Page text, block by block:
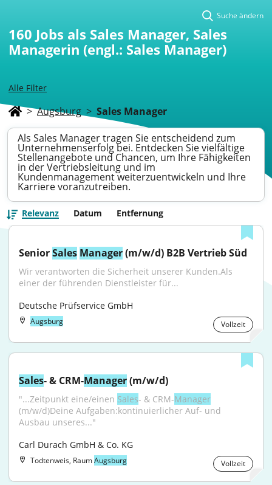
Alle Filter
Suche ändern
160 Jobs als Sales Manager, Sales
Managerin (engl.: Sales Manager)
> Augsburg > Sales Manager
Als Sales Manager tragen Sie entscheidend zum
Unternehmenserfolg bei. Entdecken Sie vielfältige
Stellenangebote und Chancen, um Ihre Fähigkeiten
in der Vertriebsleitung und im
Kundenmanagement weiterzuentwickeln und Ihre
Karriere voranzutreiben.
Relevanz Datum Entfernung
Senior Sales Manager (m/w/d) B2B Vertrieb Süd
Wir verantworten die Sicherheit unserer Kunden.Als
einer der führenden Dienstleister für...
Deutsche Prüfservice GmbH
Augsburg Vollzeit
Sales- & CRM-Manager (m/w/d)
"...Zeitpunkt eine/einen Sales- & CRM-Manager
(m/w/d)Deine Aufgaben:kontinuierlicher Auf- und
Ausbau unseres..."
Carl Durach GmbH & Co. KG
Todtenweis, RaumAugsburg Vollzeit